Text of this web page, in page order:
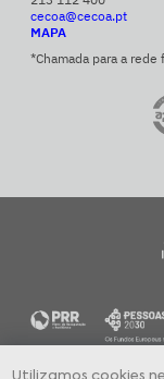
cecoa@cecoa.pt
MAPA
*Chamada para a rede
Utilizamos cookies